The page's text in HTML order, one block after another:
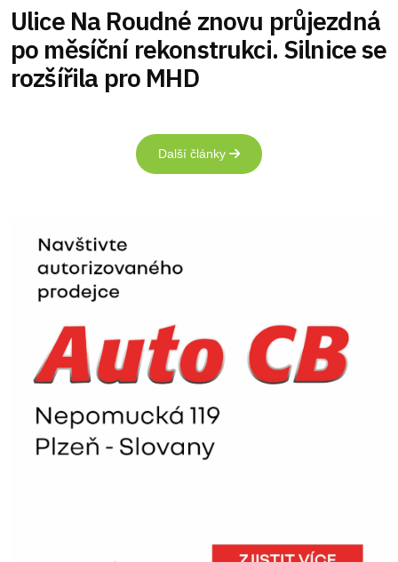
Ulice Na Roudné znovu průjezdná
po měsíční rekonstrukci. Silnice se
rozšířila pro MHD
Další články